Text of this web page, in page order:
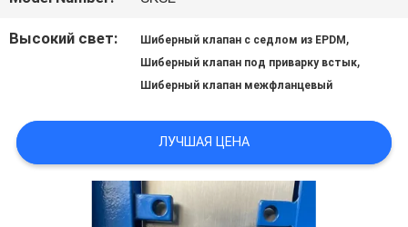
СВЯЖИТЕСЬ
Высокий свет: Шиберный клапан с седлом из EPDM ,
Шиберный клапан под приварку встык,
Шиберный клапан межфланцевый
ЛУЧШАЯ ЦЕНА